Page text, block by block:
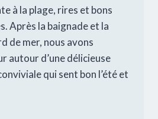
à la plage, rires et bons
Après la baignade et la
de mer, nous avons
autour d’une délicieuse
qui sent bon l’été et